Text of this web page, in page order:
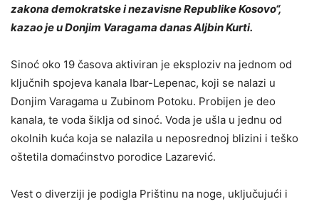
zakona demokratske i nezavisne Republike Kosovo“,
kazao je u Donjim Varagama danas Aljbin Kurti.
Sinoć oko 19 časova aktiviran je eksploziv na jednom od
ključnih spojeva kanala Ibar-Lepenac, koji se nalazi u
Donjim Varagama u Zubinom Potoku. Probijen je deo
kanala, te voda šiklja od sinoć. Voda je ušla u jednu od
okolnih kuća koja se nalazila u neposrednoj blizini i teško
oštetila domaćinstvo porodice Lazarević.
Vest o diverziji je podigla Prištinu na noge, uključujući i